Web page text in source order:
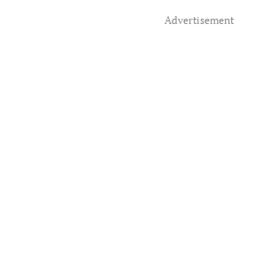
Advertisement